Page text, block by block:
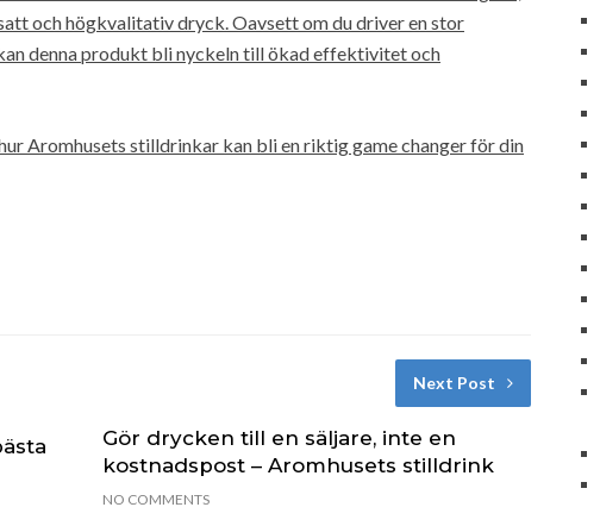
och högkvalitativ dryck. Oavsett om du driver en stor
denna produkt bli nyckeln till ökad effektivitet och
Aromhusets stilldrinkar kan bli en riktig game changer för din
Next Post
Gör drycken till en säljare, inte en
kostnadspost – Aromhusets stilldrink
NO COMMENTS